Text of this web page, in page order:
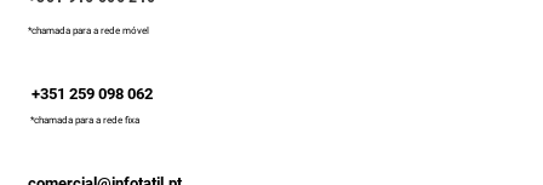
*chamada para a rede móvel
+351 259 098 062
*chamada para a rede fixa